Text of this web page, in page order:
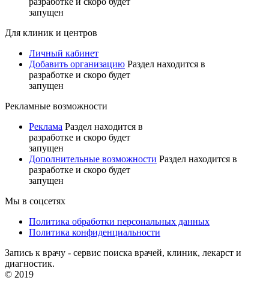
запущен
Для клиник и центров
Личный кабинет
Добавить организацию Раздел находится в
разработке и скоро будет
запущен
Рекламные возможности
Реклама Раздел находится в
разработке и скоро будет
запущен
Дополнительные возможности Раздел находится в
разработке и скоро будет
запущен
Мы в соцсетях
Политика обработки персональных данных
Политика конфиденциальности
Запись к врачу - сервис поиска врачей, клиник, лекарст и
диагностик.
© 2019